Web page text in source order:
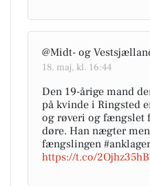
@Midt- og
18. maj, kl. 16:44
Den 19-årige mand
på kvinde i Ringsted
og røveri og fængslet
døre. Han nægter
fængslingen #anklager
https://t.co/